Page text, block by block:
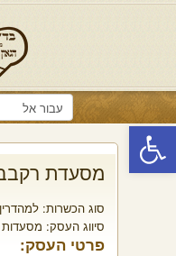
פתח סרגל נגישות
מסעדת
סוג הכשרות:
סיווג העסק: מסעדות
פרטי העסק: